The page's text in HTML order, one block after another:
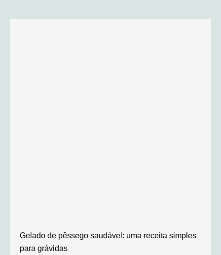
Gelado de pêssego saudável: uma receita simples
para grávidas